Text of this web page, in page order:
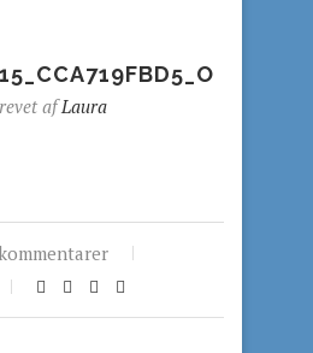
afLaura